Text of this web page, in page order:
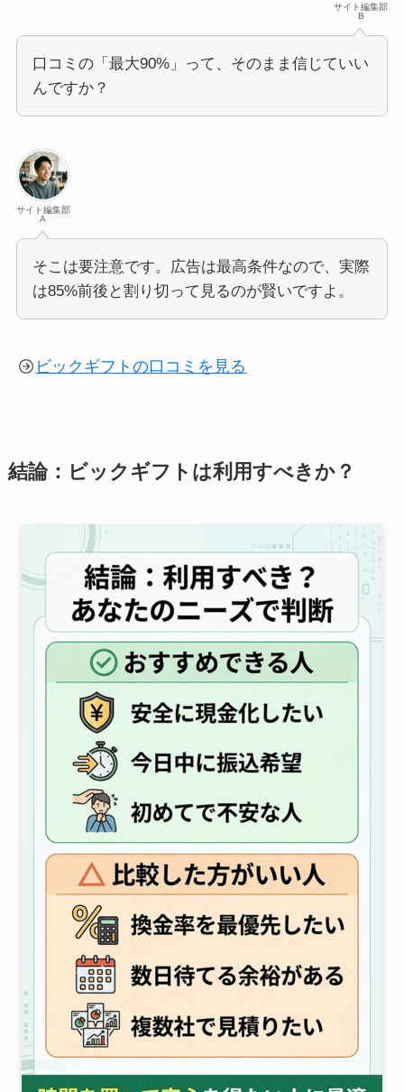
サイト編集部
B
口コミの「最大90%」って、そのまま信じていい
んですか？
サイト編集部
A
そこは要注意です。広告は最高条件なので、実際
は85%前後と割り切って見るのが賢いですよ。
ビックギフトの口コミを見る
結論：ビックギフトは利用すべきか？